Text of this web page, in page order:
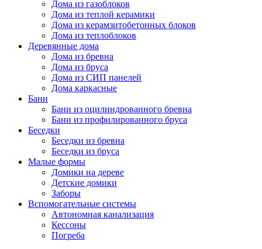
Дома из газоблоков
Дома из теплой керамики
Дома из керамзитобетонных блоков
Дома из теплоблоков
Деревянные дома
Дома из бревна
Дома из бруса
Дома из СИП панелей
Дома каркасные
Бани
Бани из оцилиндрованного бревна
Бани из профилированного бруса
Беседки
Беседки из бревна
Беседки из бруса
Малые формы
Домики на дереве
Детские домики
Заборы
Вспомогательные системы
Автономная канализация
Кессоны
Погреба